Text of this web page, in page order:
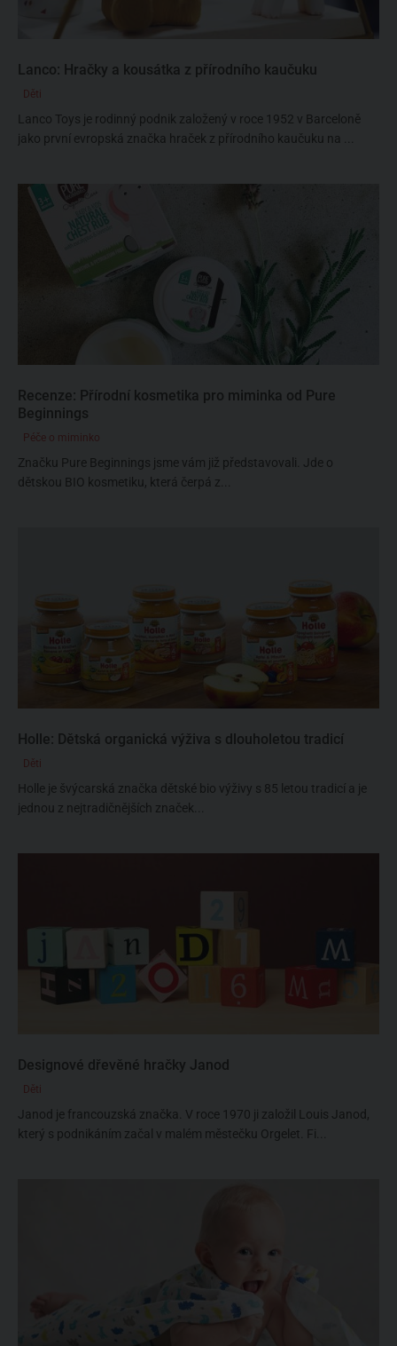
Lanco: Hračky a kousátka z přírodního kaučuku
Děti
Lanco Toys je rodinný podnik založený v roce 1952 v Barceloně
jako první evropská značka hraček z přírodního kaučuku na ...
Recenze: Přírodní kosmetika pro miminka od Pure
Beginnings
Péče o miminko
Značku Pure Beginnings jsme vám již představovali. Jde o
dětskou BIO kosmetiku, která čerpá z...
Holle: Dětská organická výživa s dlouholetou tradicí
Děti
Holle je švýcarská značka dětské bio výživy s 85 letou tradicí a je
jednou z nejtradičnějších značek...
Designové dřevěné hračky Janod
Děti
Janod je francouzská značka. V roce 1970 ji založil Louis Janod,
který s podnikáním začal v malém městečku Orgelet. Fi...